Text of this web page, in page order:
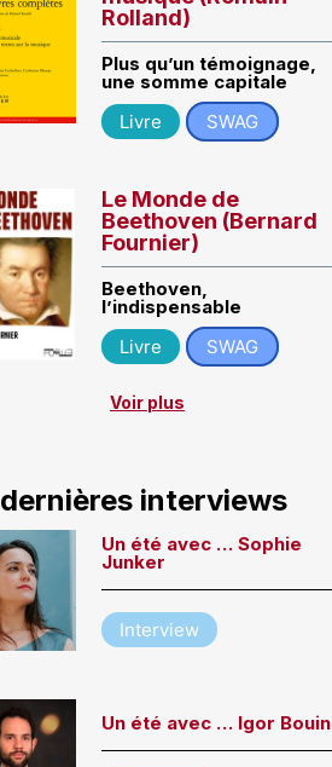
Rolland)
Plus qu’un témoignage,
une somme capitale
Livre
SWAG
Le Monde de
Beethoven (Bernard
Fournier)
Beethoven,
l’indispensable
Livre
SWAG
Voir plus
interviews
Un été avec … Sophie
Junker
Interview
Un été avec … Igor Bouin